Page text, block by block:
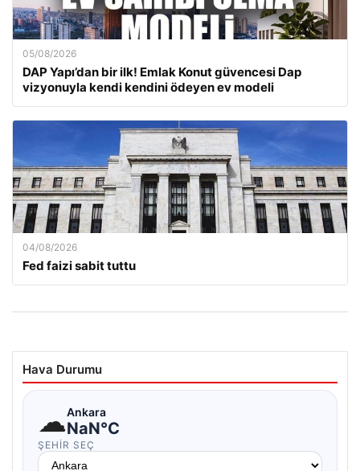
05/08/2026
DAP Yapı’dan bir ilk! Emlak Konut güvencesi Dap
vizyonuyla kendi kendini ödeyen ev modeli
04/08/2026
Fed faizi sabit tuttu
Hava Durumu
☁Ankara
NaN°C
ŞEHIR SEÇ